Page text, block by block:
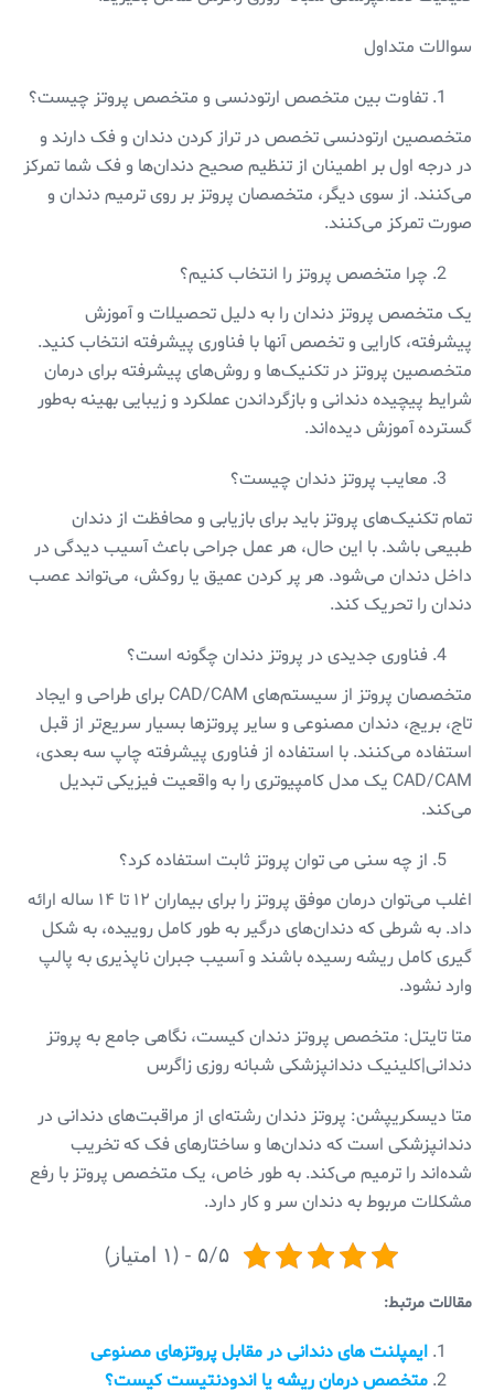
سوالات متداول
تفاوت بین متخصص ارتودنسی و متخصص پروتز چیست؟
متخصصین ارتودنسی تخصص در تراز کردن دندان و فک دارند و
در درجه اول بر اطمینان از تنظیم صحیح دندان‌ها و فک شما تمرکز
می‌کنند. از سوی دیگر، متخصصان پروتز بر روی ترمیم دندان و
صورت تمرکز می‌کنند.
چرا متخصص پروتز را انتخاب کنیم؟
یک متخصص پروتز دندان را به دلیل تحصیلات و آموزش
پیشرفته، کارایی و تخصص آنها با فناوری پیشرفته انتخاب کنید.
متخصصین پروتز در تکنیک‌ها و روش‌های پیشرفته برای درمان
شرایط پیچیده دندانی و بازگرداندن عملکرد و زیبایی بهینه به‌طور
گسترده آموزش دیده‌اند.
معایب پروتز دندان چیست؟
تمام تکنیک‌های پروتز باید برای بازیابی و محافظت از دندان
طبیعی باشد. با این حال، هر عمل جراحی باعث آسیب دیدگی در
داخل دندان می‌شود. هر پر کردن عمیق یا روکش، می‌تواند عصب
دندان را تحریک کند.
فناوری جدیدی در پروتز دندان چگونه است؟
متخصصان پروتز از سیستم‌های CAD/CAM برای طراحی و ایجاد
تاج، بریج، دندان مصنوعی و سایر پروتزها بسیار سریع‌تر از قبل
استفاده می‌کنند. با استفاده از فناوری پیشرفته چاپ سه بعدی،
CAD/CAM یک مدل کامپیوتری را به واقعیت فیزیکی تبدیل
می‌کند.
از چه سنی می ‌توان پروتز ثابت استفاده کرد؟
اغلب می‌توان درمان موفق پروتز را برای بیماران ۱۲ تا ۱۴ ساله ارائه
داد. به شرطی که دندان‌های درگیر به طور کامل روییده، به شکل
گیری کامل ریشه رسیده باشند و آسیب جبران ناپذیری به پالپ
وارد نشود.
متا تایتل: متخصص پروتز دندان کیست، نگاهی جامع به پروتز
دندانی|کلینیک دندانپزشکی شبانه روزی زاگرس
متا دیسکریپشن: پروتز دندان رشته‌ای از مراقبت‌های دندانی در
دندانپزشکی است که دندان‌ها و ساختارهای فک که تخریب
شده‌اند را ترمیم می‌کند. به طور خاص، یک متخصص پروتز با رفع
مشکلات مربوط به دندان سر و کار دارد.
۵/۵ - (۱ امتیاز)
مقالات مرتبط:
ایمپلنت های دندانی در مقابل پروتزهای مصنوعی
متخصص درمان ریشه یا اندودنتیست کیست؟